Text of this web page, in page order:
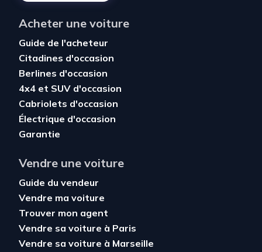
Acheter une voiture
Guide de l'acheteur
Citadines d'occasion
Berlines d'occasion
4x4 et SUV d'occasion
Cabriolets d'occasion
Électrique d'occasion
Garantie
Vendre une voiture
Guide du vendeur
Vendre ma voiture
Trouver mon agent
Vendre sa voiture à Paris
Vendre sa voiture à Marseille